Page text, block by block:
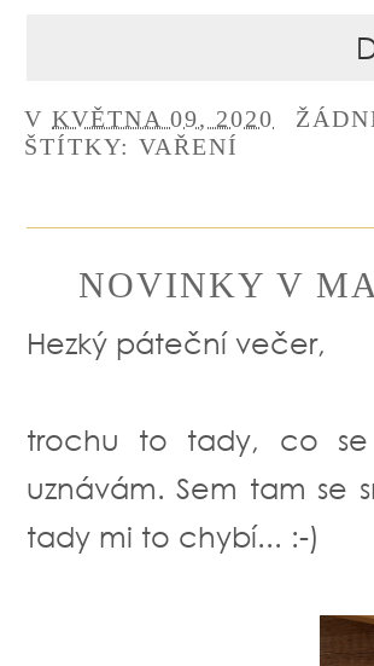
V KVĚTNA 09, 2020
ŠTÍTKY: VAŘENÍ
NOVINKY V
Hezký páteční večer,
trochu to tady, co se
uznávám. Sem tam se
tady mi to chybí... :-)